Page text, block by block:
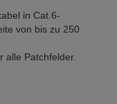
in Cat.6-
von bis zu 250
alle Patchfelder.